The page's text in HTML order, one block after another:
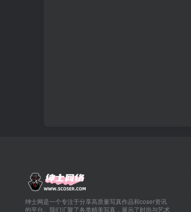
绅士网是一个专注于分享高质量写真作品和coser资讯
的平台。我们汇聚了各类精美写真，展示了时尚与艺术